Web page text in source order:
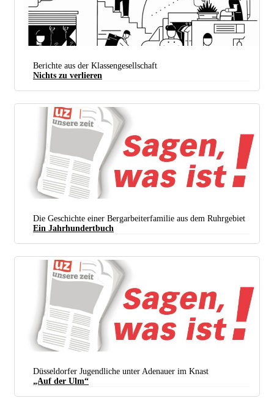
(Foto: Suhrkamp Verlag)
Berichte aus der Klassengesellschaft
Nichts zu verlieren
Die Geschichte einer Bergarbeiterfamilie aus dem Ruhrgebiet
Ein Jahrhundertbuch
Düsseldorfer Jugendliche unter Adenauer im Knast
„Auf der Ulm“